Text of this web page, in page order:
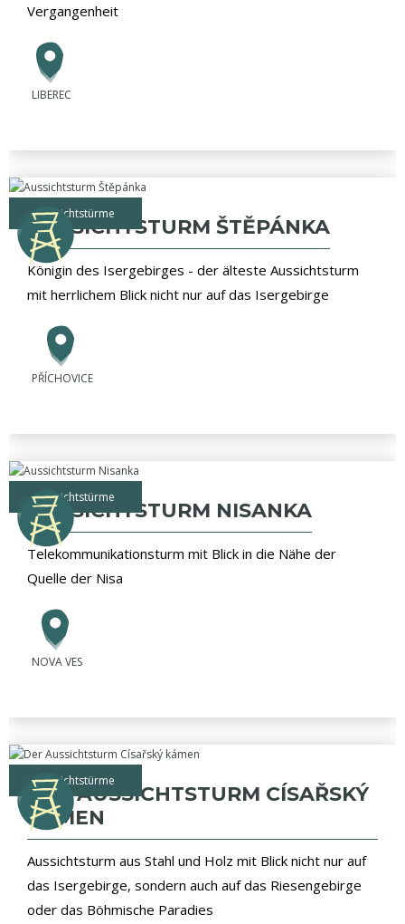
Vergangenheit
LIBEREC
Aussichtstürme
AUSSICHTSTURM ŠTĚPÁNKA
Königin des Isergebirges - der älteste Aussichtsturm
mit herrlichem Blick nicht nur auf das Isergebirge
PŘÍCHOVICE
Aussichtstürme
AUSSICHTSTURM NISANKA
Telekommunikationsturm mit Blick in die Nähe der
Quelle der Nisa
NOVA VES
Aussichtstürme
DER AUSSICHTSTURM CÍSAŘSKÝ
KÁMEN
Aussichtsturm aus Stahl und Holz mit Blick nicht nur auf
das Isergebirge, sondern auch auf das Riesengebirge
oder das Böhmische Paradies